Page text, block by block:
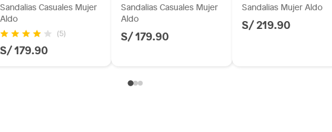
Sandalias Casuales Mujer
Aldo
(5)
S/ 179.90
Sandalias Casuales Mujer
Aldo
S/ 179.90
Sandalias Mujer Aldo
S/ 219.90